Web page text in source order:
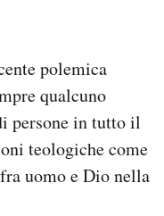
polemica
qualcuno
persone in tutto il
teologiche come
uomo e Dio nella